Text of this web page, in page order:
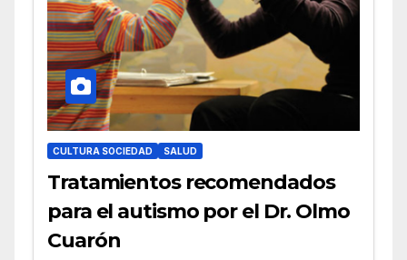
CULTURA SOCIEDAD SALUD
Tratamientos recomendados
para el autismo por el Dr. Olmo
Cuarón